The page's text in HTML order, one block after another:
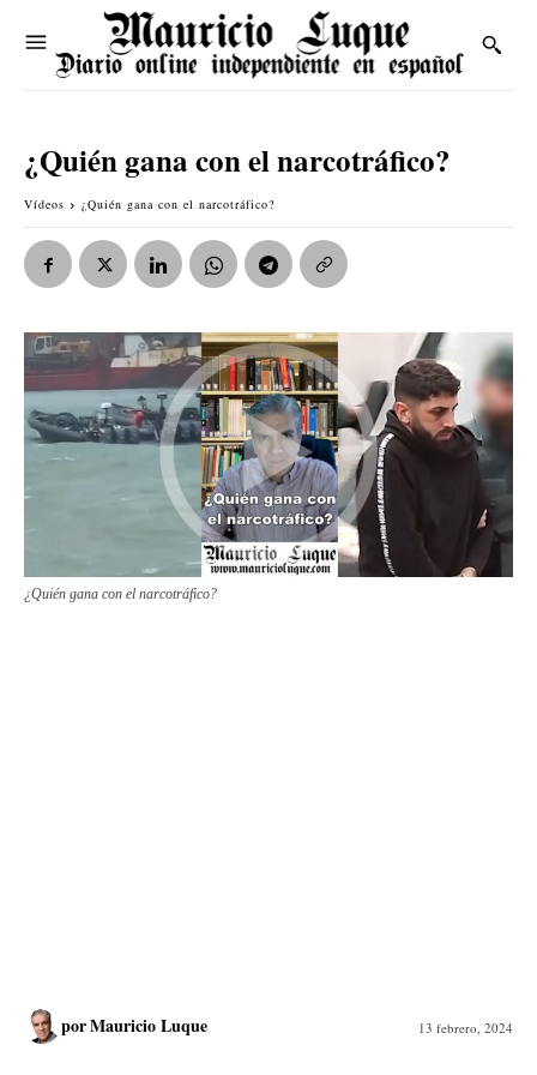
¿Quién gana con el narcotráfico?
Vídeos ¿Quién gana con el narcotráfico?
¿Quién gana con el narcotráfico?
porMauricio Luque 13 febrero, 2024